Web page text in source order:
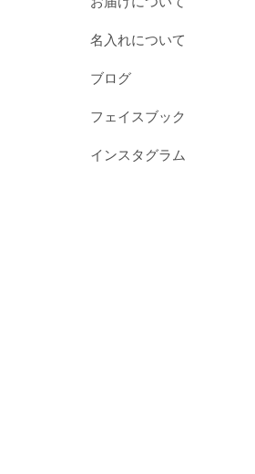
名入れについて
ブログ
フェイスブック
インスタグラム